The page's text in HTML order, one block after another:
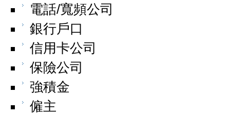
電話/寬頻公司
銀行戶口
信用卡公司
保險公司
強積金
僱主